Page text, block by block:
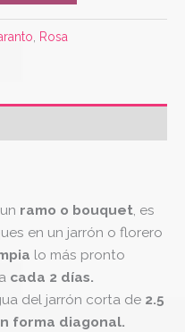
, Rosa
ramo o bouquet, es
en un jarrón o florero
lo más pronto
cada 2 días.
del jarrón corta de 2.5
forma diagonal.